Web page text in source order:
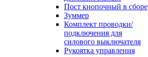
Пост кнопочный в сборе
Зуммер
Комплект проводки/
подключения для
силового выключателя
Рукоятка управления